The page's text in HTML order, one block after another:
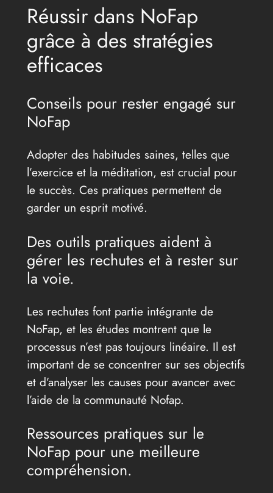
Réussir dans NoFap
grâce à des stratégies
efficaces
Conseils pour rester engagé sur
NoFap
Adopter des habitudes saines, telles que
l’exercice et la méditation, est crucial pour
le succès. Ces pratiques permettent de
garder un esprit motivé.
Des outils pratiques aident à
gérer les rechutes et à rester sur
la voie.
Les rechutes font partie intégrante de
NoFap, et les études montrent que le
processus n’est pas toujours linéaire. Il est
important de se concentrer sur ses objectifs
et d’analyser les causes pour avancer avec
l’aide de la communauté Nofap.
Ressources pratiques sur le
NoFap pour une meilleure
compréhension.